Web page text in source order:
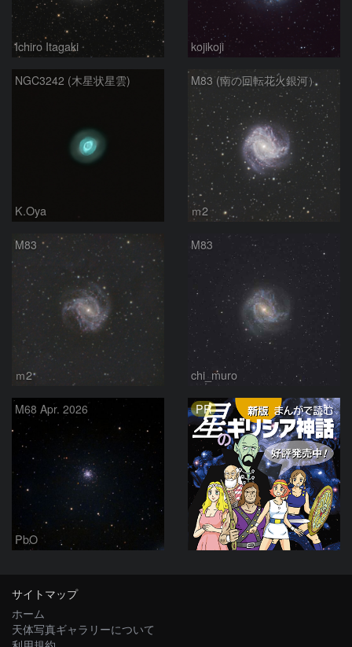
Ichiro Itagaki kojikoji
NGC3242 (木星状星雲)
K.Oya
M83 (南の回転花火銀河）
ｍ2
M83
ｍ2
M83
chi_muro
M68 Apr. 2026
PbO
PR
サイトマップ
ホーム
天体写真ギャラリーについて